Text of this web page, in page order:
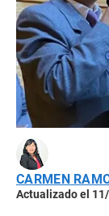
CARMEN
Actualizado el